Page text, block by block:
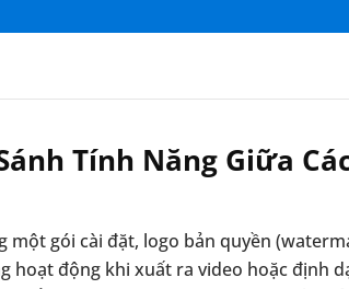
Tính Năng Giữa
một gói cài đặt, logo bản quyền
hoạt động khi xuất ra video hoặc định